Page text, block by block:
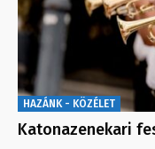
HAZÁNK - KÖZÉLET
Katonazenekari